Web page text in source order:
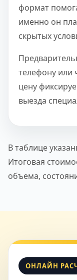
формат
именно он
скрытых
телефону или
цену
выезда
В таблице
Итоговая
объема,
ОНЛАЙН